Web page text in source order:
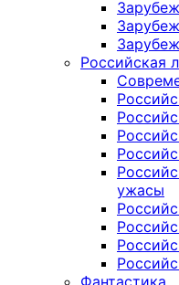
Российская
ужасы
Фантастика